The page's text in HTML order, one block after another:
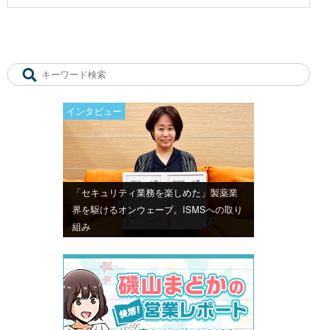
インタビュー
「セキュリティ業務を楽しめた」製薬業
界を駆けるオンウェーブ。ISMSへの取り
組み